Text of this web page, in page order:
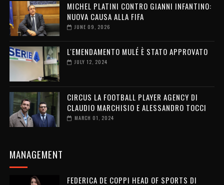
MICHEL PLATINI CONTRO GIANNI INFANTINO:
NUOVA CAUSA ALLA FIFA
JUNE 09, 2026
L'EMENDAMENTO MULÉ È STATO APPROVATO
JULY 12, 2024
CIRCUS LA FOOTBALL PLAYER AGENCY DI
CLAUDIO MARCHISIO E ALESSANDRO TOCCI
MARCH 01, 2024
MANAGEMENT
FEDERICA DE COPPI HEAD OF SPORTS DI